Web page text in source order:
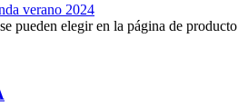
pueden elegir en la página de producto